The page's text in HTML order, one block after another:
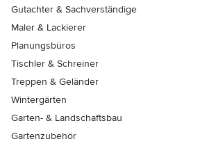
Gutachter & Sachverständige
Maler & Lackierer
Planungsbüros
Tischler & Schreiner
Treppen & Geländer
Wintergärten
Garten- & Landschaftsbau
Gartenzubehör